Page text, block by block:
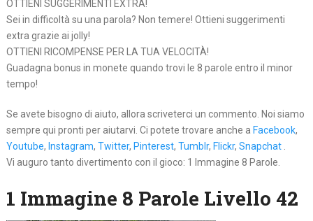
OTTIENI SUGGERIMENTI EXTRA!
Sei in difficoltà su una parola? Non temere! Ottieni suggerimenti
extra grazie ai jolly!
OTTIENI RICOMPENSE PER LA TUA VELOCITÀ!
Guadagna bonus in monete quando trovi le 8 parole entro il minor
tempo!
Se avete bisogno di aiuto, allora scriveterci un commento. Noi siamo
sempre qui pronti per aiutarvi. Ci potete trovare anche a Facebook,
Youtube, Instagram, Twitter, Pinterest, Tumblr, Flickr, Snapchat.
Vi auguro tanto divertimento con il gioco: 1 Immagine 8 Parole.
1 Immagine 8 Parole Livello 42